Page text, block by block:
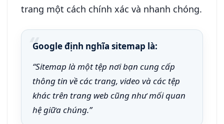
trang một cách chính xác và nhanh chóng.
Google định nghĩa sitemap là:
“Sitemap là một tệp nơi bạn cung cấp
thông tin về các trang, video và các tệp
khác trên trang web cũng như mối quan
hệ giữa chúng.”